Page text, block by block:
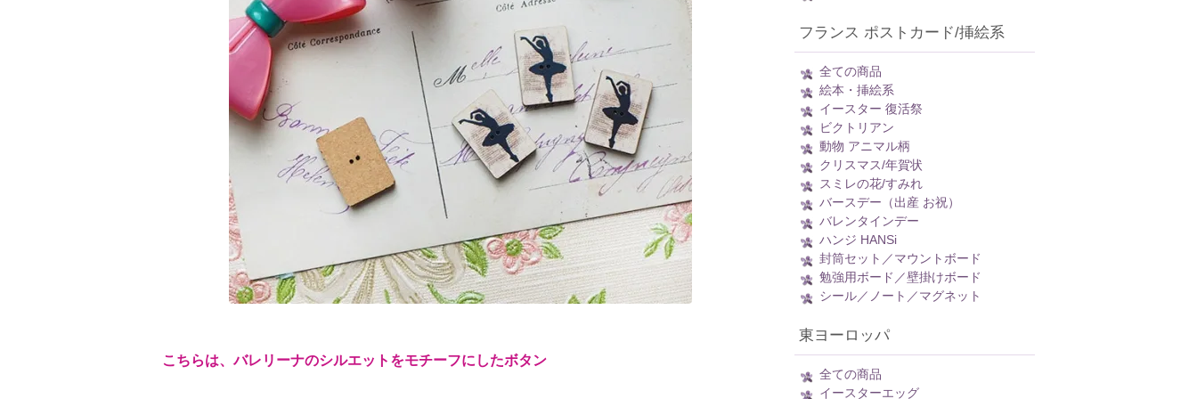
こちらは、バレリーナのシルエットをモチーフにしたボタン
フランス ポストカード/挿絵系
全ての商品
絵本・挿絵系
イースター 復活祭
ビクトリアン
動物 アニマル柄
クリスマス/年賀状
スミレの花/すみれ
バースデー（出産 お祝）
バレンタインデー
ハンジ HANSi
封筒セット／マウントボード
勉強用ボード／壁掛けボード
シール／ノート／マグネット
東ヨーロッパ
全ての商品
イースターエッグ